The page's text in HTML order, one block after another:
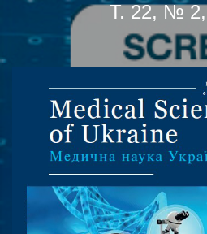
Т. 22, № 2,